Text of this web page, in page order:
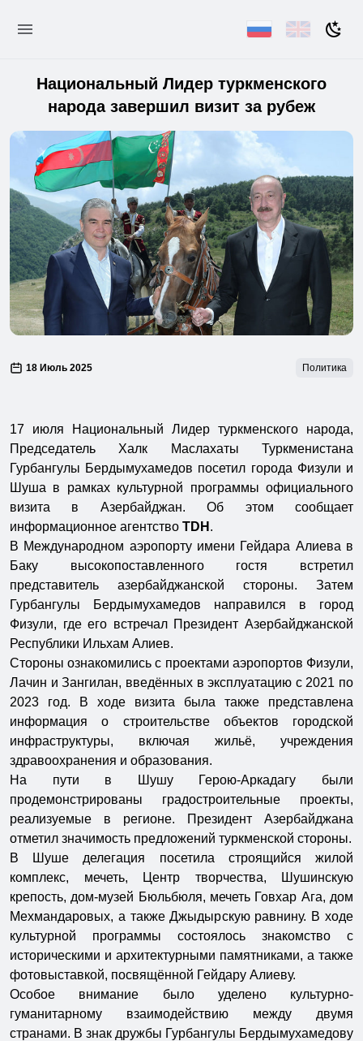
Национальный Лидер туркменского
народа завершил визит за рубеж
18 Июль 2025 Политика
17 июля Национальный Лидер туркменского народа,
Председатель Халк Маслахаты Туркменистана
Гурбангулы Бердымухамедов посетил города Физули и
Шуша в рамках культурной программы официального
визита в Азербайджан. Об этом сообщает
информационное агентство TDH .
В Международном аэропорту имени Гейдара Алиева в
Баку высокопоставленного гостя встретил
представитель азербайджанской стороны. Затем
Гурбангулы Бердымухамедов направился в город
Физули, где его встречал Президент Азербайджанской
Республики Ильхам Алиев.
Стороны ознакомились с проектами аэропортов Физули,
Лачин и Зангилан, введённых в эксплуатацию с 2021 по
2023 год. В ходе визита была также представлена
информация о строительстве объектов городской
инфраструктуры, включая жильё, учреждения
здравоохранения и образования.
На пути в Шушу Герою-Аркадагу были
продемонстрированы градостроительные проекты,
реализуемые в регионе. Президент Азербайджана
отметил значимость предложений туркменской стороны.
В Шуше делегация посетила строящийся жилой
комплекс, мечеть, Центр творчества, Шушинскую
крепость, дом-музей Бюльбюля, мечеть Говхар Ага, дом
Мехмандаровых, а также Джыдырскую равнину. В ходе
культурной программы состоялось знакомство с
историческими и архитектурными памятниками, а также
фотовыставкой, посвящённой Гейдару Алиеву.
Особое внимание было уделено культурно-
гуманитарному взаимодействию между двумя
странами. В знак дружбы Гурбангулы Бердымухамедову